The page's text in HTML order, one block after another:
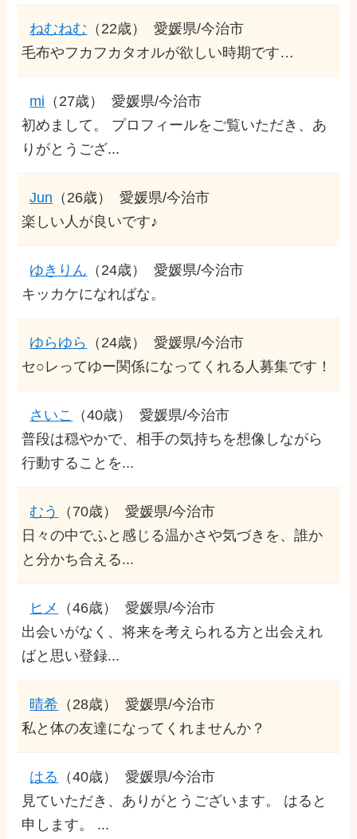
ねむねむ （22歳）
愛媛県/今治市
毛布やフカフカタオルが欲しい時期です…
mi （27歳）
愛媛県/今治市
初めまして。 プロフィールをご覧いただき、あ
りがとうござ...
Jun （26歳）
愛媛県/今治市
楽しい人が良いです♪
ゆきりん （24歳）
愛媛県/今治市
キッカケになればな。
ゆらゆら （24歳）
愛媛県/今治市
セ○レってゆー関係になってくれる人募集です！
さいこ （40歳）
愛媛県/今治市
普段は穏やかで、相手の気持ちを想像しながら
行動することを...
むう （70歳）
愛媛県/今治市
日々の中でふと感じる温かさや気づきを、誰か
と分かち合える...
ヒメ （46歳）
愛媛県/今治市
出会いがなく、将来を考えられる方と出会えれ
ばと思い登録...
晴希 （28歳）
愛媛県/今治市
私と体の友達になってくれませんか？
はる （40歳）
愛媛県/今治市
見ていただき、ありがとうございます。 はると
申します。 ...